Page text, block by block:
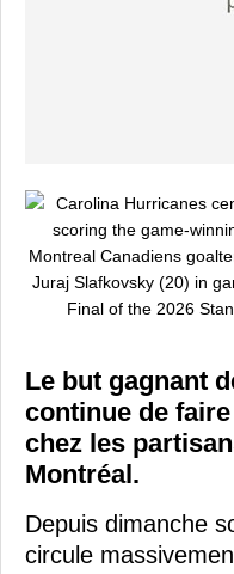
Le but gagnant
continue de
chez les
Montréal.
Depuis dimanche
circule